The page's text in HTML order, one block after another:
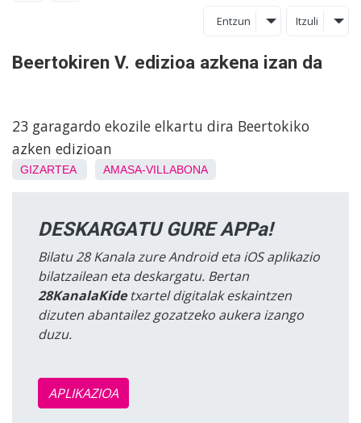
Entzun Itzuli
Beertokiren V. edizioa azkena izan da
23 garagardo ekozile elkartu dira Beertokiko
azken edizioan
GIZARTEA AMASA-VILLABONA
DESKARGATU GURE APPa!
Bilatu 28 Kanala zure Android eta iOS aplikazio
bilatzailean eta deskargatu. Bertan
28KanalaKidetxartel digitalak eskaintzen
dizuten abantailez gozatzeko aukera izango
duzu.
APLIKAZIOA